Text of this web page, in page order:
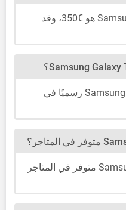
سعر Samsung Galaxy Tab S10 Lite هو €350، وقد
تم طرح Samsung Galaxy Tab S10 Lite رسميًا في
نعم، Samsung Galaxy Tab S10 Lite متوفر في المتاجر